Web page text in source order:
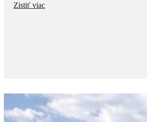
Zistiť viac